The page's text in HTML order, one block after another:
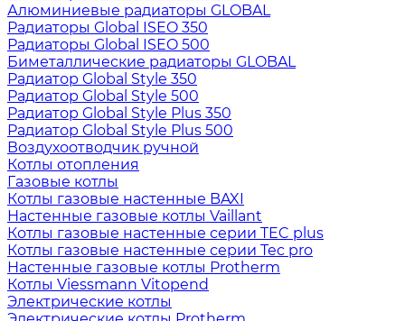
Алюминиевые радиаторы GLOBAL
Радиаторы Global ISEO 350
Радиаторы Global ISEO 500
Биметаллические радиаторы GLOBAL
Радиатор Global Style 350
Радиатор Global Style 500
Радиатор Global Style Plus 350
Радиатор Global Style Plus 500
Воздухоотводчик ручной
Котлы отопления
Газовые котлы
Котлы газовые настенные BAXI
Настенные газовые котлы Vaillant
Котлы газовые настенные серии TEC plus
Котлы газовые настенные серии Tec pro
Настенные газовые котлы Protherm
Котлы Viessmann Vitopend
Электрические котлы